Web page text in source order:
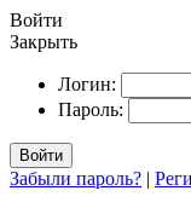
Войти
Закрыть
Логин:
Пароль:
Войти
Забыли пароль? |